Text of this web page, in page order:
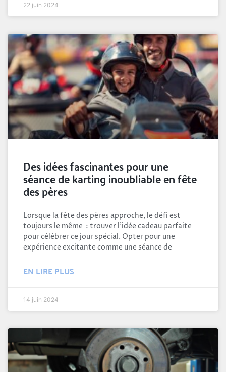
22 juin 2024
Des idées fascinantes pour une
séance de karting inoubliable en fête
des pères
Lorsque la fête des pères approche, le défi est
toujours le même : trouver l’idée cadeau parfaite
pour célébrer ce jour spécial. Opter pour une
expérience excitante comme une séance de
EN LIRE PLUS
14 juin 2024